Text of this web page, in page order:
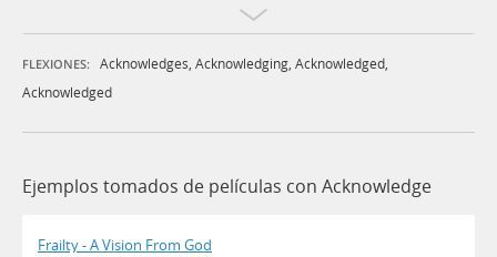
FLEXIONES: Acknowledges, Acknowledging, Acknowledged,
Acknowledged
Ejemplos tomados de películas con Acknowledge
Frailty - A Vision From God